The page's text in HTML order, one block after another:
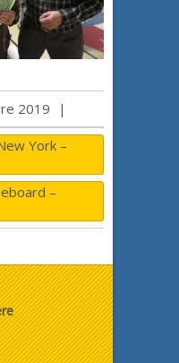
2019 |
York –
–